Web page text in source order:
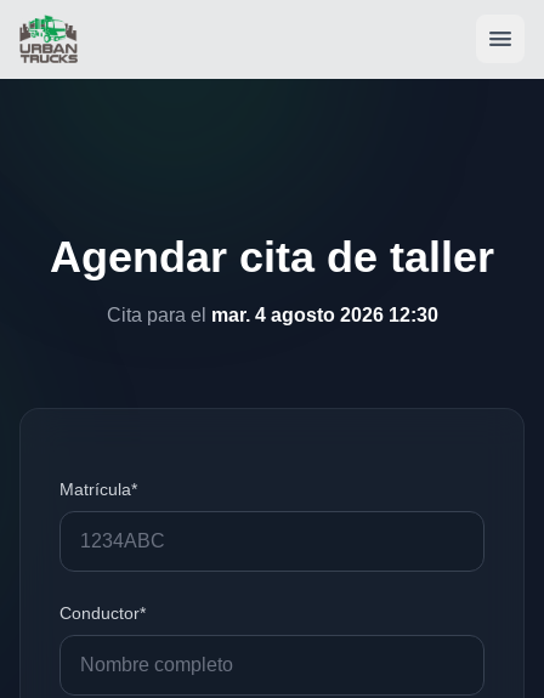
Agendar cita de taller
Cita para el mar. 4 agosto 2026 12:30
Matrícula*
Conductor*